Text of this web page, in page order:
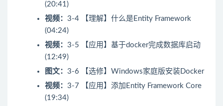
(20:41)
视频： 3-4 【理解】什么是Entity Framework
(04:24)
视频： 3-5 【应用】基于docker完成数据库启动
(12:49)
图文： 3-6 【选修】Windows家庭版安装Docker
视频： 3-7 【应用】添加Entity Framework Core
(19:34)